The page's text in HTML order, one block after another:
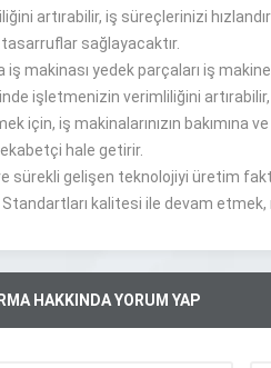
artırabilir, iş süreçlerinizi
sağlayacaktır.
iş makinası yedek parçaları iş
işletmenizin verimliliğini
için, iş makinalarınızın bakımına
hale getirir.
sürekli gelişen teknolojiyi üretim
kalitesi ile devam etmek,
HAKKINDA YORUM YAP